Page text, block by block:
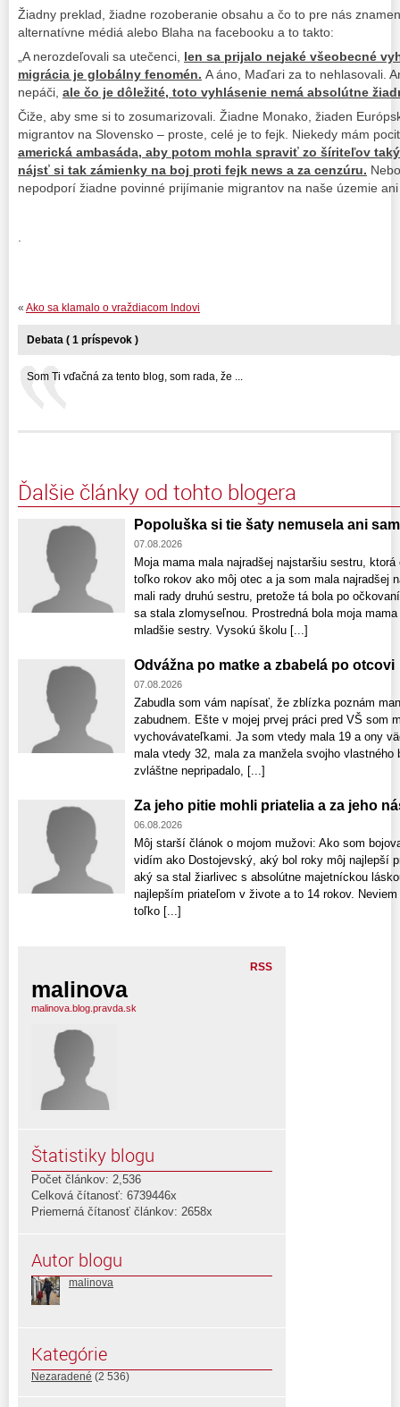
Žiadny preklad, žiadne rozoberanie obsahu a čo to pre nás
alternatívne médiá alebo Blaha na facebooku a to takto:
„A nerozdeľovali sa utečenci, len sa prijalo nejaké všeobecné
migrácia je globálny fenomén. A áno, Maďari za to nehlasovali.
nepáči, ale čo je dôležité, toto vyhlásenie nemá absolútne
Čiže, aby sme si to zosumarizovali. Žiadne Monako, žiaden
migrantov na Slovensko – proste, celé je to fejk. Niekedy mám
americká ambasáda, aby potom mohla spraviť zo šíriteľov
nájsť si tak zámienky na boj proti fejk news a za cenzúru.
nepodporí žiadne povinné prijímanie migrantov na naše územie
« Ako sa klamalo o vraždiacom Indovi
Debata ( 1 príspevok )
Som Ti vďačná za tento blog, som rada, že ...
Ďalšie články od tohto blogera
Popoluška si tie šaty nemusela ani
07.08.2026
Moja mama mala najradšej najstaršiu sestru,
toľko rokov ako môj otec a ja som mala najradšej
mali rady druhú sestru, pretože tá bola po
sa stala zlomyseľnou. Prostredná bola moja
mladšie sestry. Vysokú školu [...]
Odvážna po matke a zbabelá po otcovi
07.08.2026
Zabudla som vám napísať, že zblízka poznám
zabudnem. Ešte v mojej prvej práci pred VŠ som
vychovávateľkami. Ja som vtedy mala 19 a ony
mala vtedy 32, mala za manžela svojho vlastného
zvláštne nepripadalo, [...]
Za jeho pitie mohli priatelia a za jeho
06.08.2026
Môj starší článok o mojom mužovi: Ako som
vidím ako Dostojevský, aký bol roky môj najlepší
aký sa stal žiarlivec s absolútne majetníckou
najlepším priateľom v živote a to 14 rokov.
toľko [...]
RSS
malinova
malinova.blog.pravda.sk
Štatistiky blogu
Počet článkov: 2,536
Celková čítanosť: 6739446x
Priemerná čítanosť článkov: 2658x
Autor blogu
malinova
Kategórie
Nezaradené (2 536)